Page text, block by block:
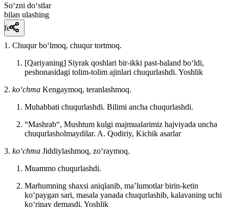
So‘zni do‘stlar
bilan ulashing
fe’l
1. Chuqur boʻlmoq, chuqur tortmoq.
[Qariyaning] Siyrak qoshlari bir-ikki past-baland boʻldi,
peshonasidagi tolim-tolim ajinlari chuqurlashdi. Yoshlik
2. koʻchma Kengaymoq, teranlashmoq.
Muhabbati chuqurlashdi. Bilimi ancha chuqurlashdi.
“Mashrab“, Mushtum kulgi majmualarimiz hajviyada uncha
chuqurlasholmaydilar. A. Qodiriy, Kichik asarlar
3. koʻchma Jiddiylashmoq, zoʻraymoq.
Muammo chuqurlashdi.
Marhumning shaxsi aniqlanib, maʼlumotlar birin-ketin
koʻpaygan sari, masala yanada chuqurlashib, kalavaning uchi
koʻrinay demasdi. Yoshlik